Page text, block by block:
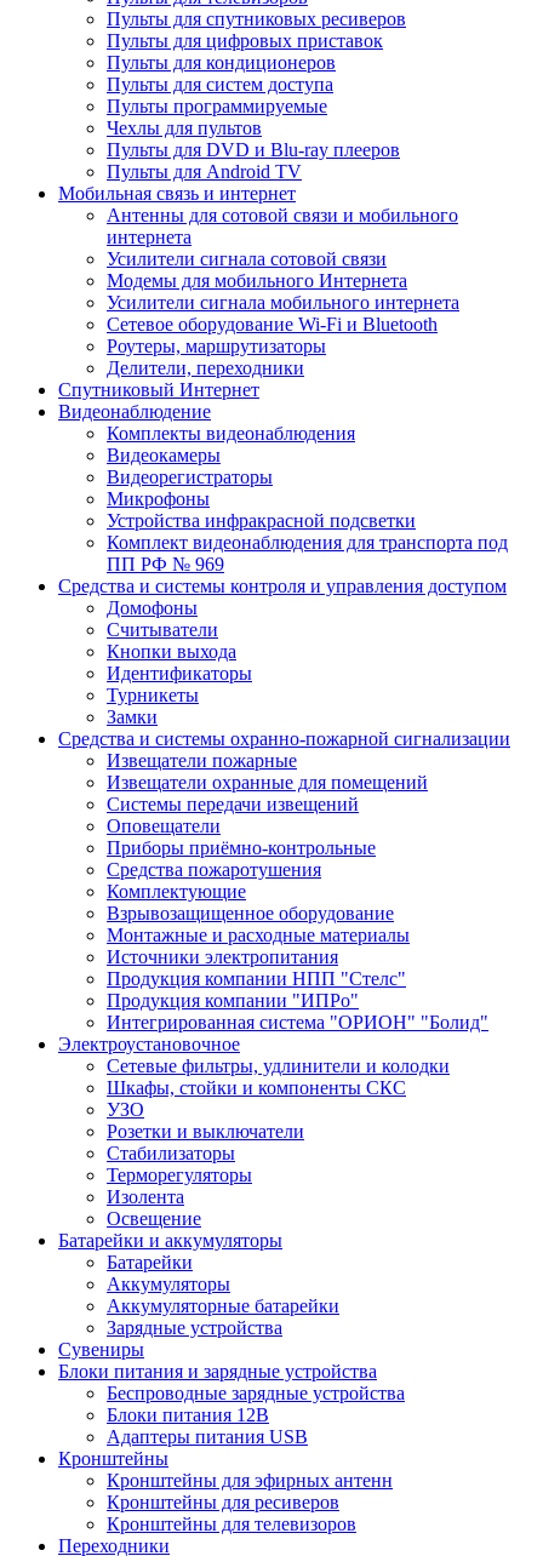
Пульты для спутниковых ресиверов
Пульты для цифровых приставок
Пульты для кондиционеров
Пульты для систем доступа
Пульты программируемые
Чехлы для пультов
Пульты для DVD и Blu-ray плееров
Пульты для Android TV
Мобильная связь и интернет
Антенны для сотовой связи и мобильного
интернета
Усилители сигнала сотовой связи
Модемы для мобильного Интернета
Усилители сигнала мобильного интернета
Сетевое оборудование Wi-Fi и Bluetooth
Роутеры, маршрутизаторы
Делители, переходники
Спутниковый Интернет
Видеонаблюдение
Комплекты видеонаблюдения
Видеокамеры
Видеорегистраторы
Микрофоны
Устройства инфракрасной подсветки
Комплект видеонаблюдения для транспорта под
ПП РФ № 969
Средства и системы контроля и управления доступом
Домофоны
Считыватели
Кнопки выхода
Идентификаторы
Турникеты
Замки
Средства и системы охранно-пожарной сигнализации
Извещатели пожарные
Извещатели охранные для помещений
Системы передачи извещений
Оповещатели
Приборы приёмно-контрольные
Средства пожаротушения
Комплектующие
Взрывозащищенное оборудование
Монтажные и расходные материалы
Источники электропитания
Продукция компании НПП "Стелс"
Продукция компании "ИПРо"
Интегрированная система "ОРИОН" "Болид"
Электроустановочное
Сетевые фильтры, удлинители и колодки
Шкафы, стойки и компоненты СКС
УЗО
Розетки и выключатели
Стабилизаторы
Терморегуляторы
Изолента
Освещение
Батарейки и аккумуляторы
Батарейки
Аккумуляторы
Аккумуляторные батарейки
Зарядные устройства
Сувениры
Блоки питания и зарядные устройства
Беспроводные зарядные устройства
Блоки питания 12В
Адаптеры питания USB
Кронштейны
Кронштейны для эфирных антенн
Кронштейны для ресиверов
Кронштейны для телевизоров
Переходники